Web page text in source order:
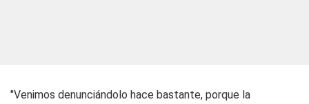
"Venimos denunciándolo hace bastante, porque la